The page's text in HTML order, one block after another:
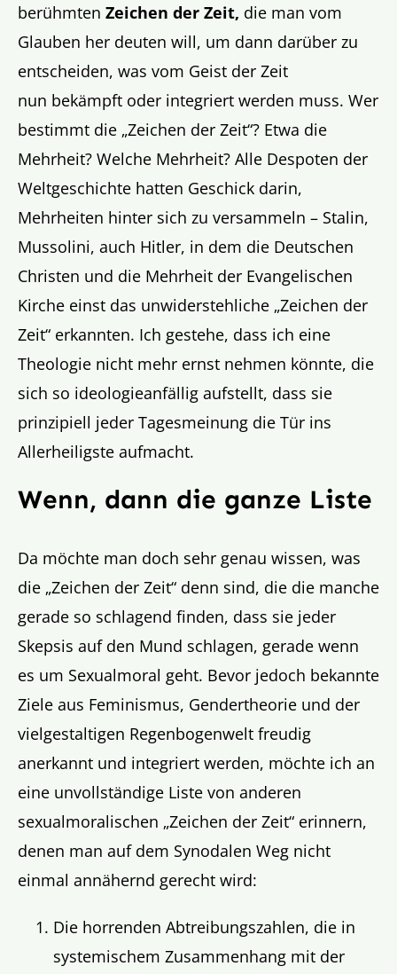
berühmten Zeichen der Zeit, die man vom
Glauben her deuten will, um dann darüber zu
entscheiden, was vom Geist der Zeit
nun bekämpft oder integriert werden muss. Wer
bestimmt die „Zeichen der Zeit“? Etwa die
Mehrheit? Welche Mehrheit? Alle Despoten der
Weltgeschichte hatten Geschick darin,
Mehrheiten hinter sich zu versammeln – Stalin,
Mussolini, auch Hitler, in dem die Deutschen
Christen und die Mehrheit der Evangelischen
Kirche einst das unwiderstehliche „Zeichen der
Zeit“ erkannten. Ich gestehe, dass ich eine
Theologie nicht mehr ernst nehmen könnte, die
sich so ideologieanfällig aufstellt, dass sie
prinzipiell jeder Tagesmeinung die Tür ins
Allerheiligste aufmacht.
Wenn, dann die ganze Liste
Da möchte man doch sehr genau wissen, was
die „Zeichen der Zeit“ denn sind, die die manche
gerade so schlagend finden, dass sie jeder
Skepsis auf den Mund schlagen, gerade wenn
es um Sexualmoral geht. Bevor jedoch bekannte
Ziele aus Feminismus, Gendertheorie und der
vielgestaltigen Regenbogenwelt freudig
anerkannt und integriert werden, möchte ich an
eine unvollständige Liste von anderen
sexualmoralischen „Zeichen der Zeit“ erinnern,
denen man auf dem Synodalen Weg nicht
einmal annähernd gerecht wird:
Die horrenden Abtreibungszahlen, die in
systemischem Zusammenhang mit der